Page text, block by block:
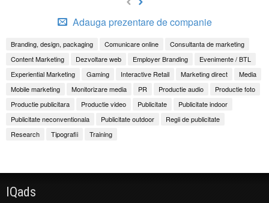
Adauga prezentare de companie
Branding, design, packaging Comunicare online
Consultanta de marketing
Content Marketing
Dezvoltare web Employer Branding
Evenimente / BTL
Experiential Marketing
Gaming Interactive Retail Marketing direct
Media
Mobile marketing
Monitorizare media PR Productie audio
Productie foto
Productie publicitara
Productie video Publicitate
Publicitate indoor
Publicitate neconventionala
Publicitate outdoor
Regii de publicitate
Research
Tipografii Training
IQads